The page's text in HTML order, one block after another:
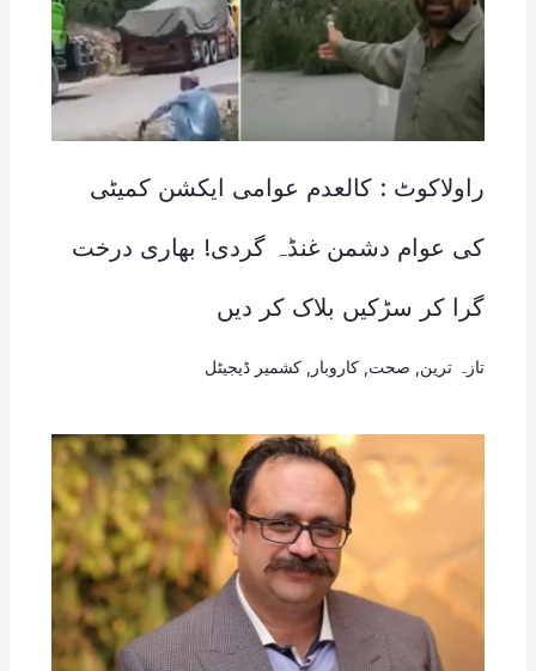
راولاکوٹ : کالعدم عوامی ایکشن کمیٹی
کی عوام دشمن غنڈہ گردی! بھاری درخت
گرا کر سڑکیں بلاک کر دیں
تازہ ترین صحت کاروبار کشمیر ڈیجیٹل